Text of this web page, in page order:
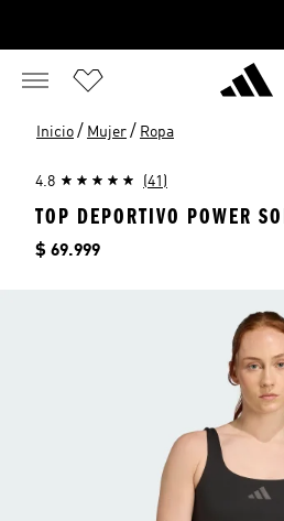
Inicio / Mujer / Ropa
4.8 (41)
TOP DEPORTIVO POWER
Precio
$ 69.999